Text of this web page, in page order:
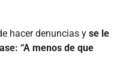
hacer denuncias y se le
“A menos de que